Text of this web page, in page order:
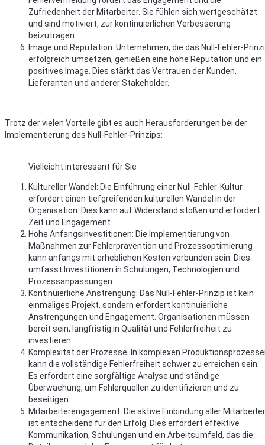
Zufriedenheit der Mitarbeiter. Sie fühlen sich wertgeschätzt
und sind motiviert, zur kontinuierlichen Verbesserung
beizutragen.
Image und Reputation: Unternehmen, die das Null-Fehler-
erfolgreich umsetzen, genießen eine hohe Reputation und ein
positives Image. Dies stärkt das Vertrauen der Kunden,
Lieferanten und anderer Stakeholder.
Trotz der vielen Vorteile gibt es auch Herausforderungen bei der
Implementierung des Null-Fehler-Prinzips:
Vielleicht interessant für Sie
Kultureller Wandel: Die Einführung einer Null-Fehler-Kultur
erfordert einen tiefgreifenden kulturellen Wandel in der
Organisation. Dies kann auf Widerstand stoßen und erfordert
Zeit und Engagement.
Hohe Anfangsinvestitionen: Die Implementierung von
Maßnahmen zur Fehlerprävention und Prozessoptimierung
kann anfangs mit erheblichen Kosten verbunden sein. Dies
umfasst Investitionen in Schulungen, Technologien und
Prozessanpassungen.
Kontinuierliche Anstrengung: Das Null-Fehler-Prinzip ist kein
einmaliges Projekt, sondern erfordert kontinuierliche
Anstrengungen und Engagement. Organisationen müssen
bereit sein, langfristig in Qualität und Fehlerfreiheit zu
investieren.
Komplexität der Prozesse: In komplexen
kann die vollständige Fehlerfreiheit schwer zu erreichen sein.
Es erfordert eine sorgfältige Analyse und ständige
Überwachung, um Fehlerquellen zu identifizieren und zu
beseitigen.
Mitarbeiterengagement: Die aktive Einbindung aller Mitarbeiter
ist entscheidend für den Erfolg. Dies erfordert effektive
Kommunikation, Schulungen und ein Arbeitsumfeld, das die